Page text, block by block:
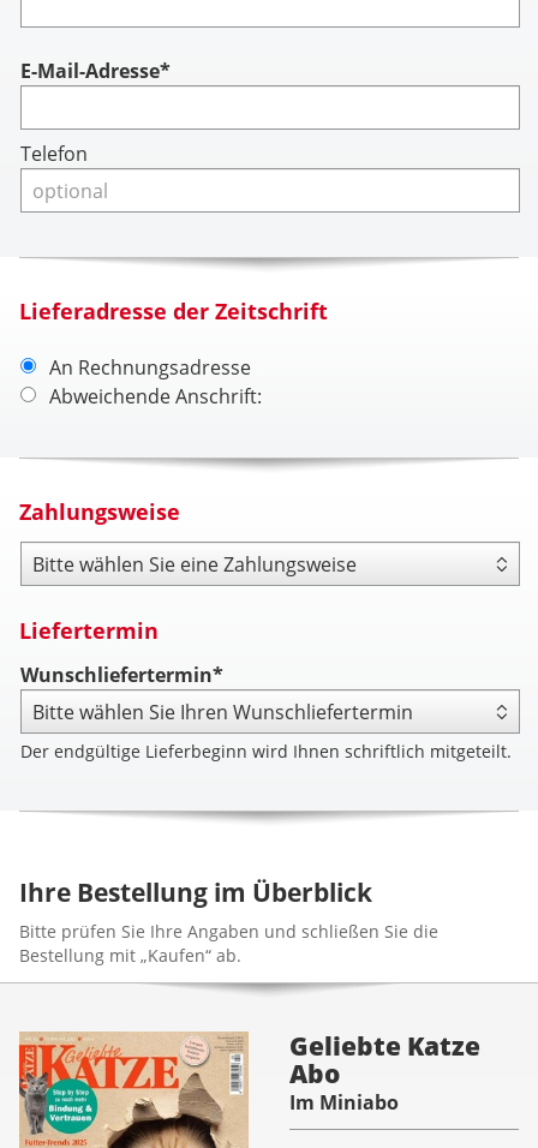
Account
E-Mail-Adresse*
Telefon
Lieferadresse der Zeitschrift
An Rechnungsadresse
Abweichende Anschrift:
Zahlungsweise
Zahlungsweise
Liefertermin
Wunschliefertermin*
Der endgültige Lieferbeginn wird Ihnen schriftlich mitgeteilt.
Ihre Bestellung im Überblick
Bitte prüfen Sie Ihre Angaben und schließen Sie die
Bestellung mit „Kaufen“ ab.
Geliebte Katze
Abo
Im Miniabo